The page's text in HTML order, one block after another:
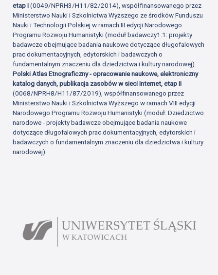
etap I(0049/NPRH3/H11/82/2014), współfinansowanego przez
Ministerstwo Nauki i Szkolnictwa Wyższego ze środków Funduszu
Nauki i Technologii Polskiej w ramach III edycji Narodowego
Programu Rozwoju Humanistyki (moduł badawczy1.1: projekty
badawcze obejmujące badania naukowe dotyczące długofalowych
prac dokumentacyjnych, edytorskich i badawczych o
fundamentalnym znaczeniu dla dziedzictwa i kultury narodowej).
Polski Atlas Etnograficzny - opracowanie naukowe, elektroniczny
katalog danych, publikacja zasobów w sieci Internet, etap II
(0068/NPRH8/H11/87/2019), współfinansowanego przez
Ministerstwo Nauki i Szkolnictwa Wyższego w ramach VIII edycji
Narodowego Programu Rozwoju Humanistyki (moduł: Dziedzictwo
narodowe - projekty badawcze obejmujące badania naukowe
dotyczące długofalowych prac dokumentacyjnych, edytorskich i
badawczych o fundamentalnym znaczeniu dla dziedzictwa i kultury
narodowej).